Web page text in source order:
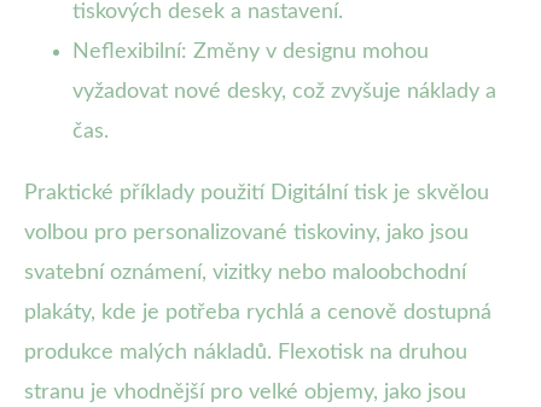
tiskových desek a nastavení.
Neflexibilní: Změny v designu mohou
vyžadovat nové desky, což zvyšuje náklady a
čas.
Praktické příklady použití Digitální tisk je skvělou
volbou pro personalizované tiskoviny, jako jsou
svatební oznámení, vizitky nebo maloobchodní
plakáty, kde je potřeba rychlá a cenově dostupná
produkce malých nákladů. Flexotisk na druhou
stranu je vhodnější pro velké objemy, jako jsou